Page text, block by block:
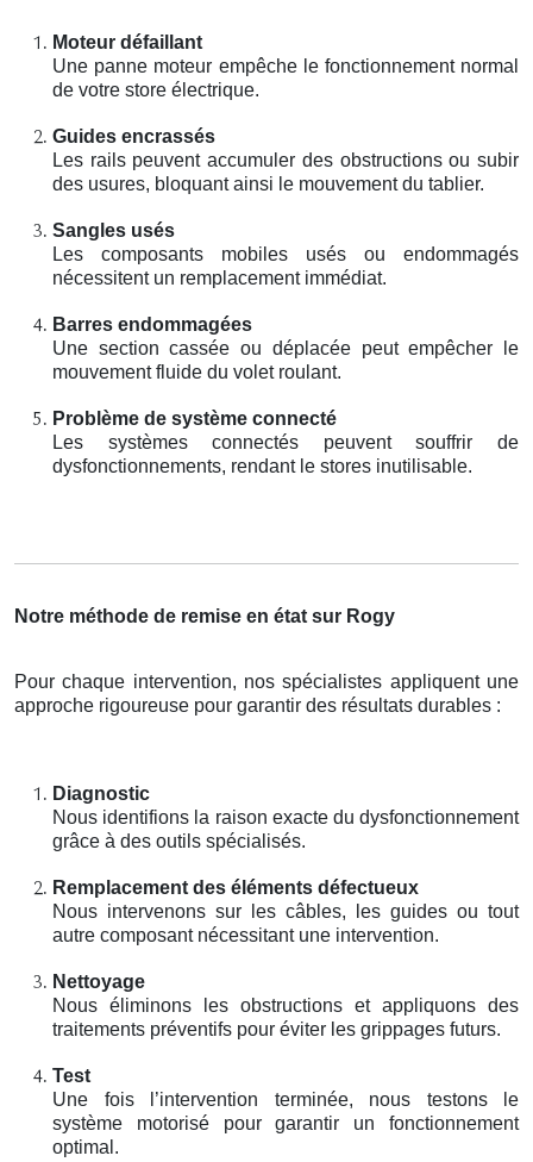
Moteur défaillant
Une panne moteur empêche le fonctionnement normal
de votre store électrique.
Guides encrassés
Les rails peuvent accumuler des obstructions ou subir
des usures, bloquant ainsi le mouvement du tablier.
Sangles usés
Les composants mobiles usés ou endommagés
nécessitent un remplacement immédiat.
Barres endommagées
Une section cassée ou déplacée peut empêcher le
mouvement fluide du volet roulant.
Problème de système connecté
Les systèmes connectés peuvent souffrir de
dysfonctionnements, rendant le stores inutilisable.
Notre méthode de remise en état sur Rogy
Pour chaque intervention, nos spécialistes appliquent une
approche rigoureuse pour garantir des résultats durables :
Diagnostic
Nous identifions la raison exacte du dysfonctionnement
grâce à des outils spécialisés.
Remplacement des éléments défectueux
Nous intervenons sur les câbles, les guides ou tout
autre composant nécessitant une intervention.
Nettoyage
Nous éliminons les obstructions et appliquons des
traitements préventifs pour éviter les grippages futurs.
Test
Une fois l’intervention terminée, nous testons le
système motorisé pour garantir un fonctionnement
optimal.